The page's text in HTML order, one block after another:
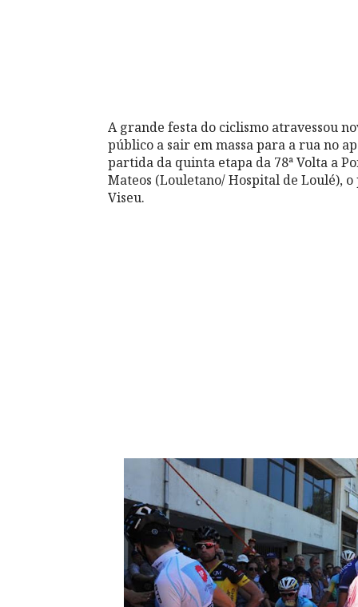
A grande festa do ciclismo atravessou
público a sair em massa para a rua no
partida da quinta etapa da 78ª Volta a
Mateos (Louletano/ Hospital de Loulé),
Viseu.